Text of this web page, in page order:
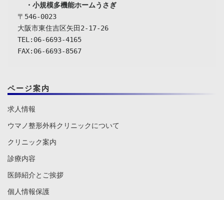
  ・小規模多機能ホームうさぎ
〒546-0023
大阪市東住吉区矢田2-17-26
TEL:06-6693-4165
FAX:06-6693-8567
ページ案内
求人情報
ウマノ整形外科クリニックについて
クリニック案内
診療内容
医師紹介とご挨拶
個人情報保護